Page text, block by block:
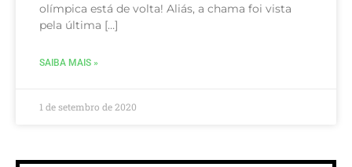
olímpica está de volta! Aliás, a chama foi vista
pela última […]
SAIBA MAIS »
1 de setembro de 2020